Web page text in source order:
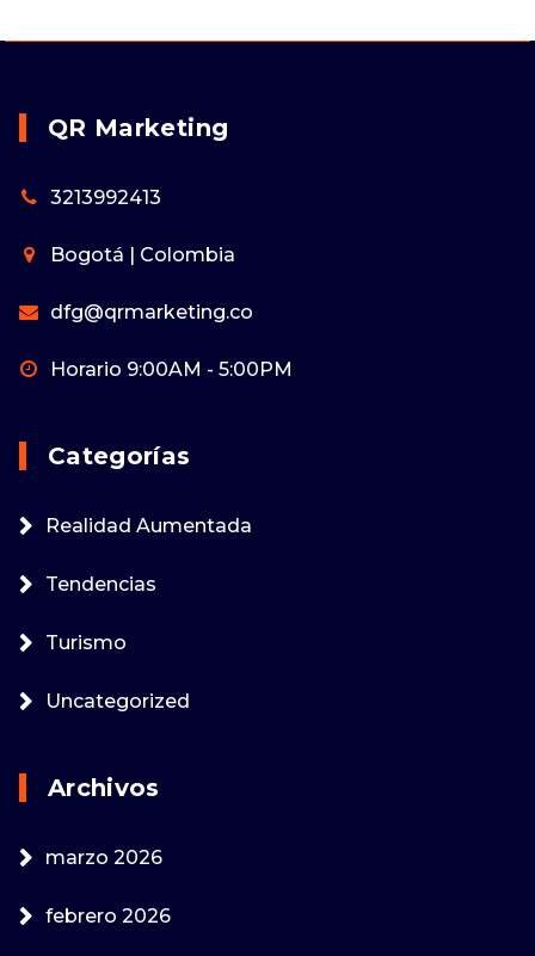
QR Marketing
3213992413
Bogotá | Colombia
dfg@qrmarketing.co
Horario 9:00AM - 5:00PM
Categorías
Realidad Aumentada
Tendencias
Turismo
Uncategorized
Archivos
marzo 2026
febrero 2026